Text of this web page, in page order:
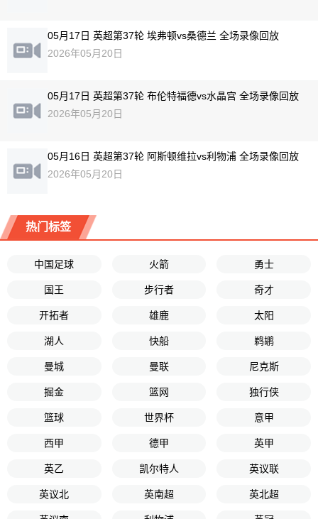
05月17日 英超第37轮 埃弗顿vs桑德兰 全场录像回放
2026年05月20日
05月17日 英超第37轮 布伦特福德vs水晶宫 全场录像回放
2026年05月20日
05月16日 英超第37轮 阿斯顿维拉vs利物浦 全场录像回放
2026年05月20日
热门标签
中国足球 火箭 勇士
国王 步行者 奇才
开拓者 雄鹿 太阳
湖人 快船 鹈鹕
曼城 曼联 尼克斯
掘金 篮网 独行侠
篮球 世界杯 意甲
西甲 德甲 英甲
英乙 凯尔特人 英议联
英议北 英南超 英北超